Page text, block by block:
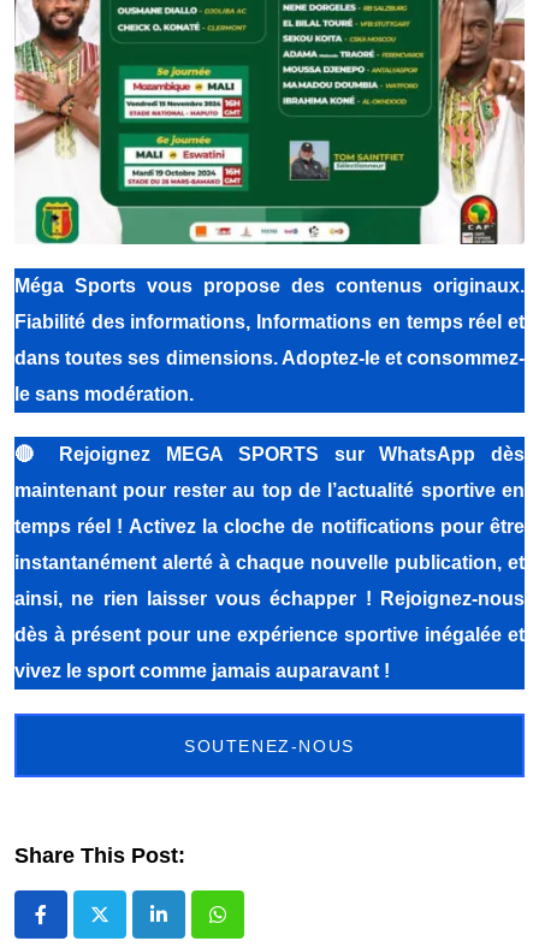
Méga Sports vous propose des contenus originaux.
Fiabilité des informations, Informations en temps réel et
dans toutes ses dimensions. Adoptez-le et consommez-
le sans modération.
🔴
Rejoignez MEGA SPORTS sur WhatsApp dès
maintenant pour rester au top de l’actualité sportive en
temps réel ! Activez la cloche de notifications pour être
instantanément alerté à chaque nouvelle publication, et
ainsi, ne rien laisser vous échapper ! Rejoignez-nous
dès à présent pour une expérience sportive inégalée et
vivez le sport comme jamais auparavant !
SOUTENEZ-NOUS
Share This Post:
LinkedIn Whatsapp